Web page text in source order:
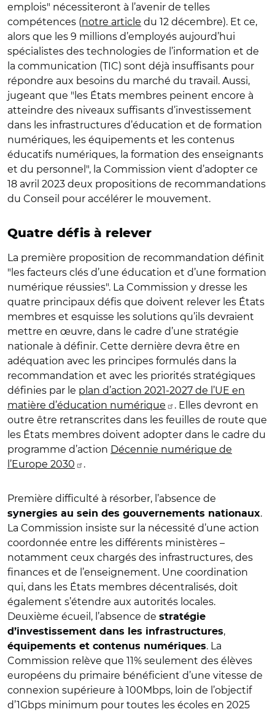
emplois" nécessiteront à l’avenir de telles
compétences (notre article du 12 décembre). Et ce,
alors que les 9 millions d’employés aujourd’hui
spécialistes des technologies de l’information et de
la communication (TIC) sont déjà insuffisants pour
répondre aux besoins du marché du travail. Aussi,
jugeant que "les États membres peinent encore à
atteindre des niveaux suffisants d’investissement
dans les infrastructures d’éducation et de formation
numériques, les équipements et les contenus
éducatifs numériques, la formation des enseignants
et du personnel", la Commission vient d’adopter ce
18 avril 2023 deux propositions de recommandations
du Conseil pour accélérer le mouvement.
Quatre défis à relever
La première proposition de recommandation définit
"les facteurs clés d’une éducation et d’une formation
numérique réussies". La Commission y dresse les
quatre principaux défis que doivent relever les États
membres et esquisse les solutions qu’ils devraient
mettre en œuvre, dans le cadre d’une stratégie
nationale à définir. Cette dernière devra être en
adéquation avec les principes formulés dans la
recommandation et avec les priorités stratégiques
définies par le plan d’action 2021-2027 de l’UE en
matière d’éducation numérique
. Elles devront en
outre être retranscrites dans les feuilles de route que
les États membres doivent adopter dans le cadre du
programme d’action Décennie numérique de
l’Europe 2030
.
Première difficulté à résorber, l’absence de
synergies au sein des gouvernements nationaux.
La Commission insiste sur la nécessité d’une action
coordonnée entre les différents ministères –
notamment ceux chargés des infrastructures, des
finances et de l’enseignement. Une coordination
qui, dans les États membres décentralisés, doit
également s’étendre aux autorités locales.
Deuxième écueil, l’absence de stratégie
d’investissement dans les infrastructures,
équipements et contenus numériques. La
Commission relève que 11% seulement des élèves
européens du primaire bénéficient d’une vitesse de
connexion supérieure à 100Mbps, loin de l’objectif
d’1Gbps minimum pour toutes les écoles en 2025